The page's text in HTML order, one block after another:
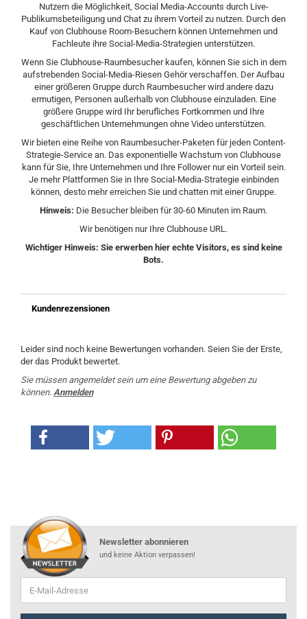
Nutzern die Möglichkeit, Social Media-Accounts durch Live-
Publikumsbeteiligung und Chat zu ihrem Vorteil zu nutzen. Durch den
Kauf von Clubhouse Room-Besuchern können Unternehmen und
Fachleute ihre Social-Media-Strategien unterstützen.
Wenn Sie Clubhouse-Raumbesucher kaufen, können Sie sich in dem
aufstrebenden Social-Media-Riesen Gehör verschaffen. Der Aufbau
einer größeren Gruppe durch Raumbesucher wird andere dazu
ermutigen, Personen außerhalb von Clubhouse einzuladen. Eine
größere Gruppe wird Ihr berufliches Fortkommen und Ihre
geschäftlichen Unternehmungen ohne Video unterstützen.
Wir bieten eine Reihe von Raumbesucher-Paketen für jeden Content-
Strategie-Service an. Das exponentielle Wachstum von Clubhouse
kann für Sie, Ihre Unternehmen und Ihre Follower nur ein Vorteil sein.
Je mehr Plattformen Sie in Ihre Social-Media-Strategie einbinden
können, desto mehr erreichen Sie und chatten mit einer Gruppe.
Hinweis: Die Besucher bleiben für 30-60 Minuten im Raum.
Wir benötigen nur Ihre Clubhouse URL.
Wichtiger Hinweis: Sie erwerben hier echte Visitors, es sind keine
Bots.
Kundenrezensionen
Leider sind noch keine Bewertungen vorhanden. Seien Sie der Erste,
der das Produkt bewertet.
Sie müssen angemeldet sein um eine Bewertung abgeben zu
können. Anmelden
Newsletter abonnieren
und keine Aktion verpassen!